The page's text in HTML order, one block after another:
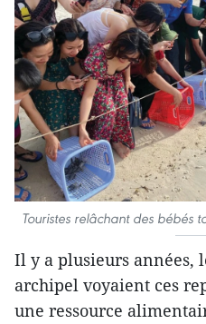
Touristes relâchant des bébés
Il y a plusieurs années,
archipel voyaient ces
une ressource